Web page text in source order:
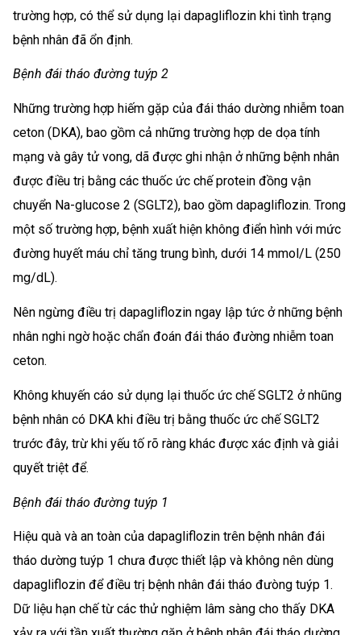
trường hợp, có thể sử dụng lại dapagliflozin khi tình trạng
bệnh nhân đã ổn định.
Bệnh đái tháo đường tuýp 2
Những trường hợp hiếm gặp của đái tháo dường nhiễm toan
ceton (DKA), bao gồm cả những trường hợp de dọa tính
mạng và gây tử vong, dã được ghi nhận ở những bệnh nhân
được điều trị bằng các thuốc ức chế protein đồng vận
chuyển Na-glucose 2 (SGLT2), bao gồm dapagliflozin. Trong
một số trường hợp, bệnh xuất hiện không điển hình với mức
đường huyết máu chỉ tăng trung bình, dưới 14 mmol/L (250
mg/dL).
Nên ngừng điều trị dapagliflozin ngay lập tức ở những bệnh
nhân nghi ngờ hoặc chẩn đoán đái tháo đường nhiễm toan
ceton.
Không khuyến cáo sử dụng lại thuốc ức chế SGLT2 ở nhũng
bệnh nhân có DKA khi điều trị bằng thuốc ức chế SGLT2
trước đây, trừ khi yếu tố rõ ràng khác được xác định và giải
quyết triệt để.
Bệnh đái tháo đường tuýp 1
Hiệu quà và an toàn của dapagliflozin trên bệnh nhân đái
tháo dường tuýp 1 chưa được thiết lập và không nên dùng
dapagliflozin để điều trị bệnh nhân đái tháo đưòng tuýp 1.
Dữ liệu hạn chế từ các thử nghiệm lâm sàng cho thấy DKA